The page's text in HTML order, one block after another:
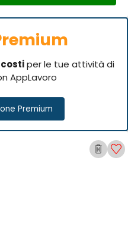
per le tue attività di
AppLavoro
Premium